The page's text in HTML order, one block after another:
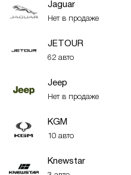
Jaguar
Нет в продаже
JETOUR
62 авто
Jeep
Нет в продаже
KGM
10 авто
Knewstar